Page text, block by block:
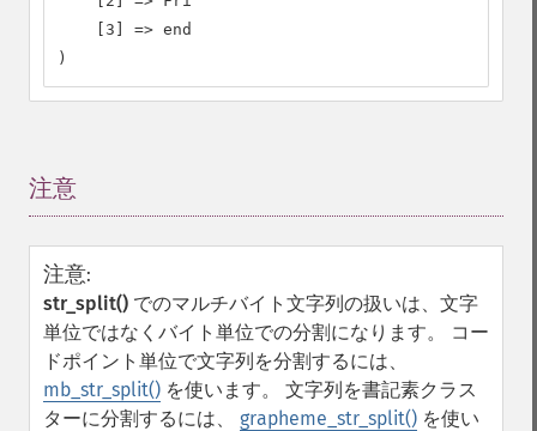
    [3] => end
)
注意
注意:
str_split() でのマルチバイト文字列の扱いは、文字
単位ではなくバイト単位での分割になります。 コー
ドポイント単位で文字列を分割するには、
mb_str_split() を使います。 文字列を書記素クラス
ターに分割するには、 grapheme_str_split() を使い